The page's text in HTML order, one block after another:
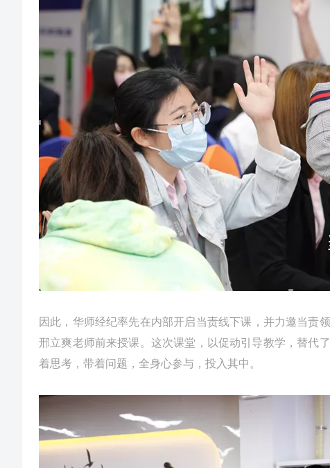
因此，华师经纪率先在内部开启当责线下课，并力邀当
邢立爽老师前来授课。这次课堂，以促动引导教学，替代
着思考，带着问题，全身心参与，投入其中。